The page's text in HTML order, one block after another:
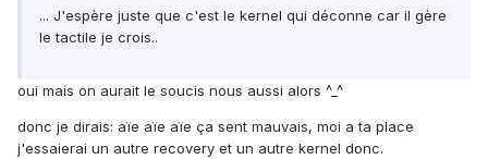
... J'espère juste que c'est le kernel qui déconne car il gère
le tactile je crois..
oui mais on aurait le soucis nous aussi alors ^_^
donc je dirais: aïe aïe aïe ça sent mauvais, moi a ta place
j'essaierai un autre recovery et un autre kernel donc.